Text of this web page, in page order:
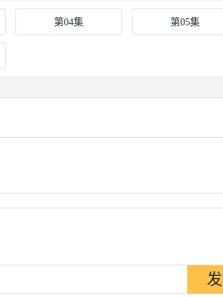
第04集 第05集